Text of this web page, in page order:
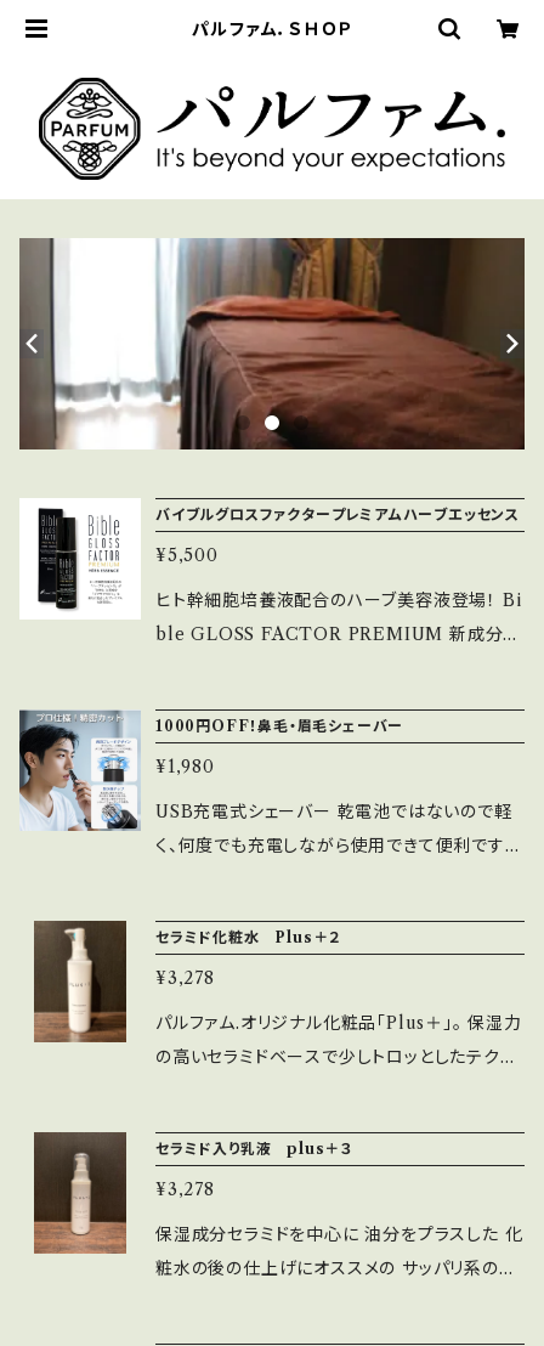
パルファム．ＳＨＯＰ
バイブルグロスファクタープレミアムハーブエッセンス
¥5,500
ヒト幹細胞培養液配合のハーブ美容液登場！ Bi
ble GLOSS FACTOR PREMIUM 新成分
に、1回1円玉大を目安に適量を手に取り、お顔全
体になじませてください。 お好みに合わせてご
使用の量や回数を増やしてください。全身にもお
使いいただけます。 ・白金ナノ化ヒト脂肪細胞培
ケチケチ使ってしまいがちですが 遠慮なくたっ
ぷり使える！ 首のお手入れにもお勧めです 白金
ナノ化ヒト脂肪細胞順化培養液（保湿） 配合美
水、ＢＧ、グリセリン、ソルビトール、ペンチレング
リコール、ヒト脂肪細胞順化培養液、白金、ニコ
ドキノリンジオン、フラーレン、リンゴ果実培養細
胞エキス、ブドウ果実細胞エキス、チオクト酸、タ
1000円OFF！鼻毛・眉毛シェーバー
¥1,980
USB充電式シェーバー 乾電池ではないので軽
く、何度でも充電しながら使用できて便利です
も、眉毛や産毛剃りシェーバーにも使い分けが
セラミド化粧水 Plus＋２
¥3,278
パルファム.オリジナル化粧品「Plus＋」。 保湿力
の高いセラミドベースで少しトロッとしたテクス
ない そんな方におすすめ。リーズナブルなので
たっぷり毎日ご使用いただけます。 乾燥肌 敏感
肌 の方にお勧めです
セラミド入り乳液 plus＋３
¥3,278
保湿成分セラミドを中心に 油分をプラスした 化
粧水の後の仕上げにオススメの サッパリ系の乳